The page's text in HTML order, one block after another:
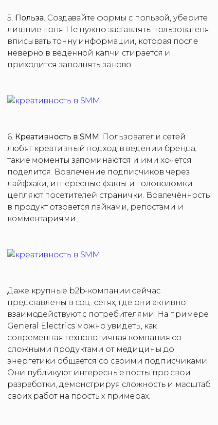
5. Польза. Создавайте формы с пользой, уберите
лишние поля. Не нужно заставлять пользователя
вписывать тонну информации, которая после
неверно в ведённой капчи стирается и
приходится заполнять заново.
6. Креативность в SMM. Пользователи сетей
любят креативный подход в ведении бренда,
такие моменты запоминаются и ими хочется
поделится. Вовлечение подписчиков через
лайфхаки, интересные факты и головоломки
цепляют посетителей странички. Вовлечённость
в продукт отзовётся лайками, репостами и
комментариями.
Даже крупные b2b-компании сейчас
представлены в соц. сетях, где они активно
взаимодействуют с потребителями. На примере
General Electrics можно увидеть, как
современная технологичная компания со
сложными продуктами от медицины до
энергетики общается со своими подписчиками.
Они публикуют интересные посты про свои
разработки, демонстрируя сложность и масштаб
своих работ на простых примерах.